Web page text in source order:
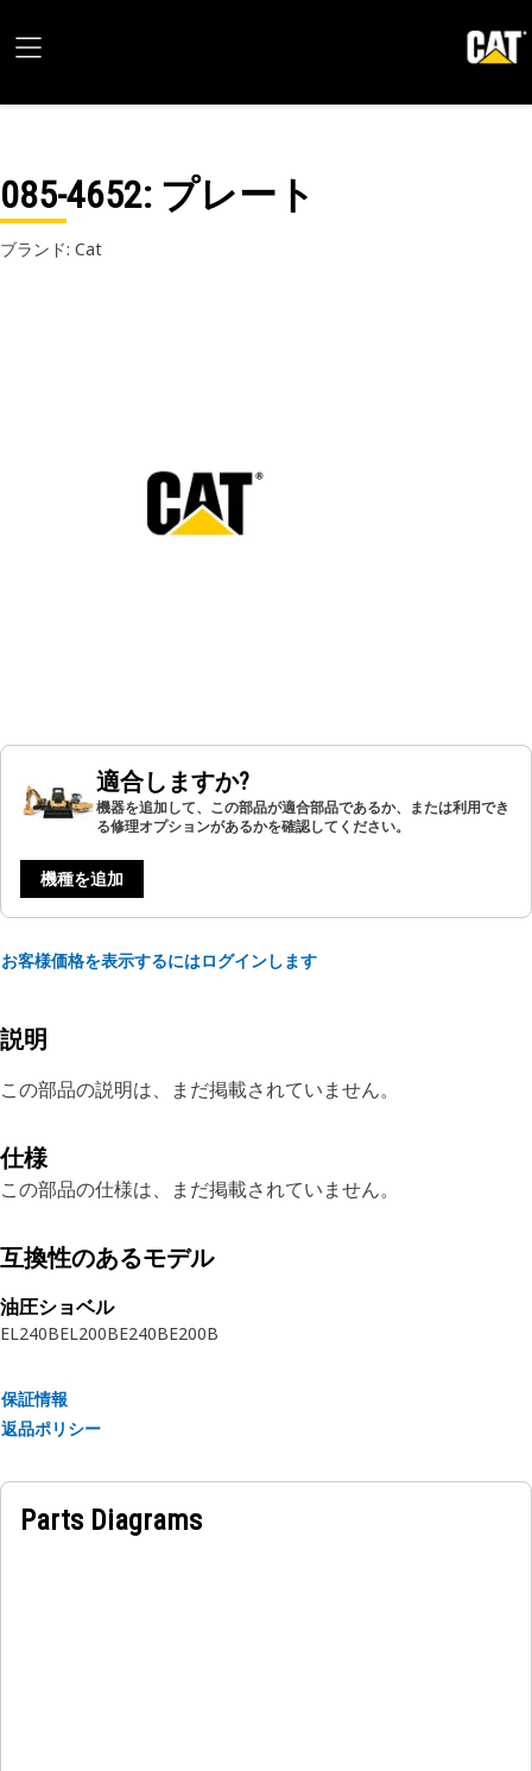
085-4652: プレート
ブランド: Cat
適合しますか?
機器を追加して、この部品が適合部品であるか、または利用でき
る修理オプションがあるかを確認してください。
機種を追加
お客様価格を表示するにはログインします
説明
この部品の説明は、まだ掲載されていません。
仕様
この部品の仕様は、まだ掲載されていません。
互換性のあるモデル
油圧ショベル
EL240BEL200BE240BE200B
保証情報
返品ポリシー
Parts Diagrams